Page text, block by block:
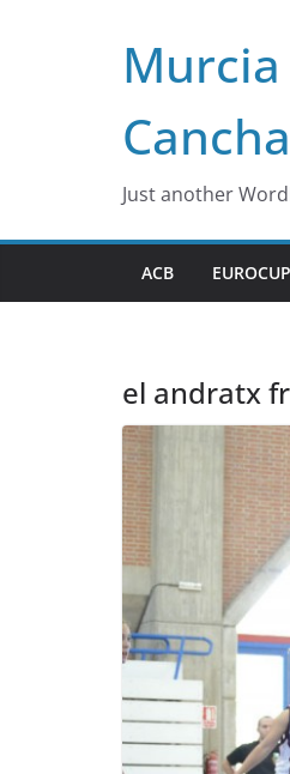
Cancha
Just another
ACB EUROCUP
el andratx